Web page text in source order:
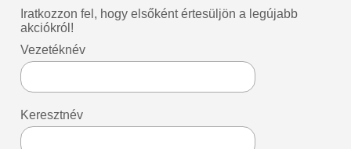
Iratkozzon fel, hogy elsőként értesüljön a legújabb
akciókról!
Vezetéknév
Keresztnév